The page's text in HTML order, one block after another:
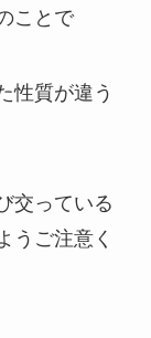
ことで
性質が違う
交っている
うご注意く